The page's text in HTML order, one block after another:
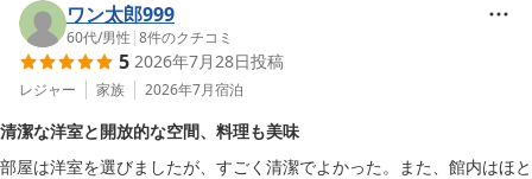
ワン太郎999
60代/男性 |8件のクチコミ
5 2026年7月28日投稿
レジャー 家族 2026年7月宿泊
清潔な洋室と開放的な空間、料理も美味
部屋は洋室を選びましたが、すごく清潔でよかった。また、館内はほと